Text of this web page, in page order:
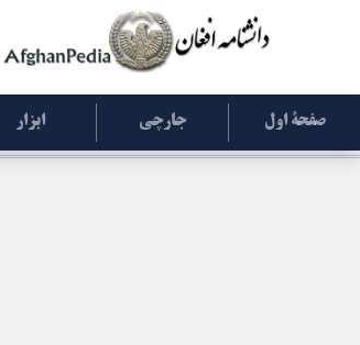
صفحۀ اول جارچی ابزار